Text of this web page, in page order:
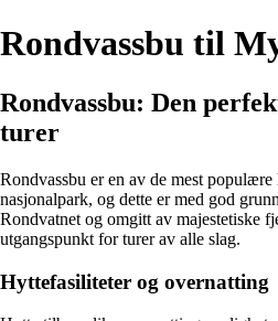
Rondvassbu til
Rondvassbu: Den
turer
Rondvassbu er en av de mest
nasjonalpark, og dette er med god
Rondvatnet og omgitt av majestetiske
utgangspunkt for turer av alle slag.
Hyttefasiliteter og overnatting